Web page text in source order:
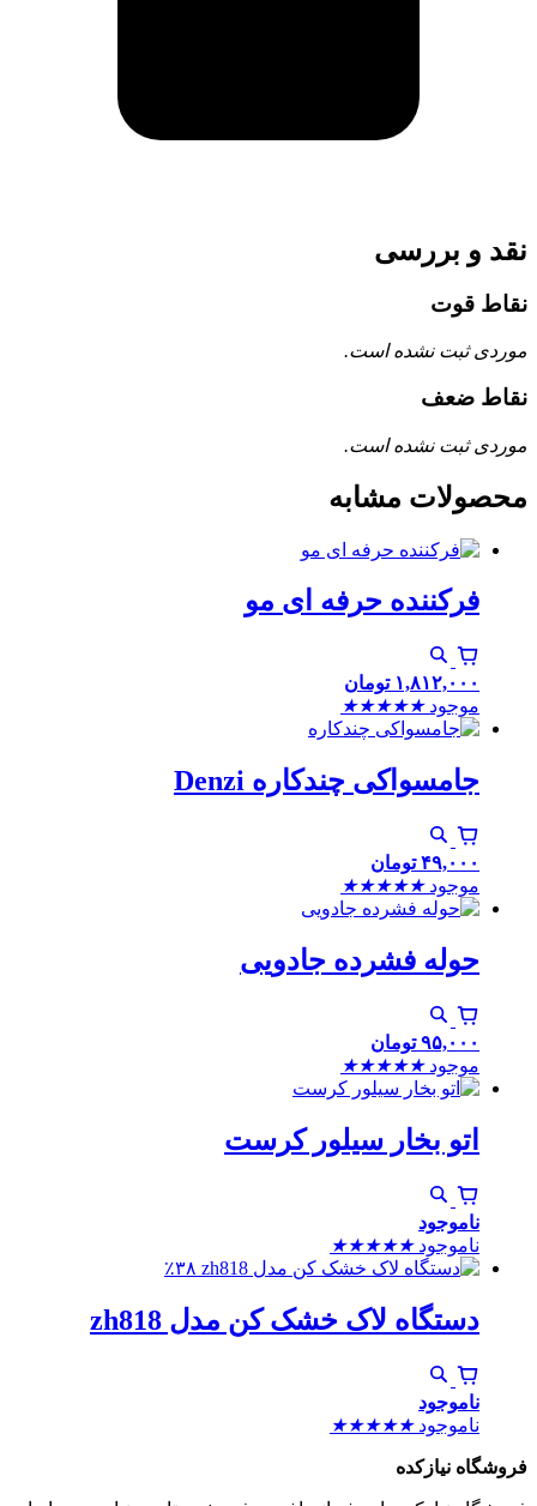
نقد و بررسی
نقاط قوت
موردی ثبت نشده است.
نقاط ضعف
موردی ثبت نشده است.
محصولات مشابه
فرکننده حرفه ای مو
۱,۸۱۲,۰۰۰ تومان
موجود ★
★
★
★
★
جامسواکی چندکاره Denzi
۴۹,۰۰۰ تومان
موجود ★
★
★
★
★
حوله فشرده جادویی
۹۵,۰۰۰ تومان
موجود ★
★
★
★
★
اتو بخار سیلور کرست
ناموجود
ناموجود ★
★
★
★
★
٪۳۸
دستگاه لاک خشک کن مدل zh818
ناموجود
ناموجود ★
★
★
★
★
فروشگاه نیازکده